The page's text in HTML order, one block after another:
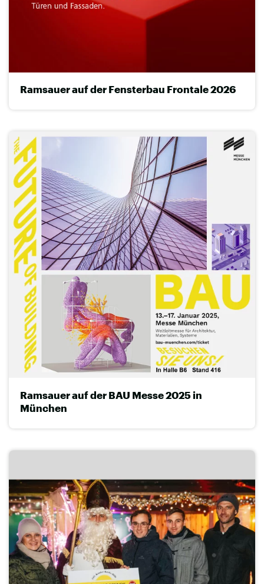
Ramsauer auf der Fensterbau Frontale 2026
Ramsauer auf der BAU Messe 2025 in
München